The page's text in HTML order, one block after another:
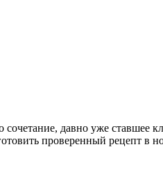
давно уже ставшее
проверенный рецепт в